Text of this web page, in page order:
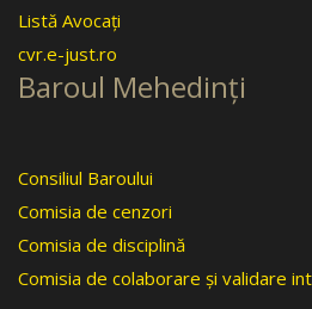
Listă Avocaţi
cvr.e-just.ro
Baroul Mehedinţi
Consiliul Baroului
Comisia de cenzori
Comisia de disciplină
Comisia de colaborare şi validare